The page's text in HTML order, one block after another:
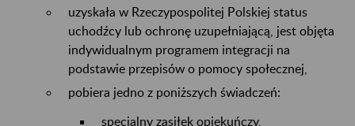
uzyskała w Rzeczypospolitej Polskiej status
uchodźcy lub ochronę uzupełniającą, jest objęta
indywidualnym programem integracji na
podstawie przepisów o pomocy społecznej,
pobiera jedno z poniższych świadczeń:
specjalny zasiłek opiekuńczy,